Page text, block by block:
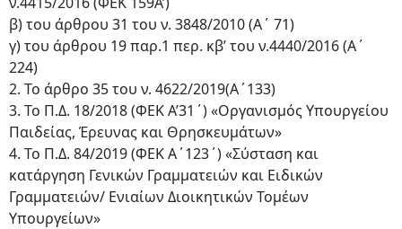
β) του άρθρου 31 του ν. 3848/2010 (Α΄ 71)
γ) του άρθρου 19 παρ.1 περ. κβ’ του ν.4440/2016 (Α΄
224)
2. Το άρθρο 35 του ν. 4622/2019(Α΄133)
3. Το Π.Δ. 18/2018 (ΦΕΚ Α’31΄) «Οργανισμός Υπουργείου
Παιδείας, Έρευνας και Θρησκευμάτων»
4. Το Π.Δ. 84/2019 (ΦΕΚ Α΄123΄) «Σύσταση και
κατάργηση Γενικών Γραμματειών και Ειδικών
Γραμματειών/ Ενιαίων Διοικητικών Τομέων
Υπουργείων»